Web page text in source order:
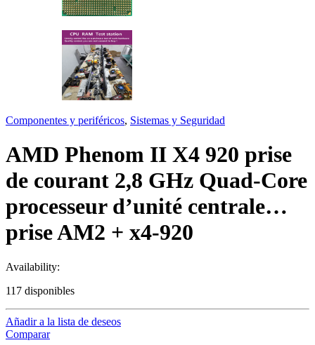
Componentes y periféricos, Sistemas y Seguridad
AMD Phenom II X4 920 prise
de courant 2,8 GHz Quad-Core
processeur d’unité centrale…
prise AM2 + x4-920
Availability:
117 disponibles
Añadir a la lista de deseos
Comparar